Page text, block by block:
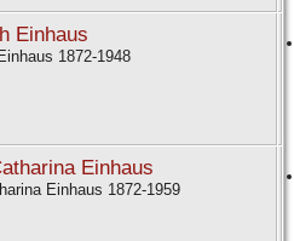
Einhaus
1872-1948
Einhaus
Einhaus 1872-1959